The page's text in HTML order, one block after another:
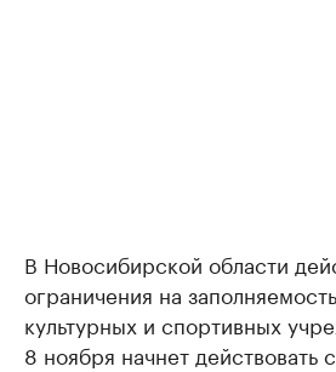
В Новосибирской области
ограничения на
культурных и спортивных
8 ноября начнет действовать